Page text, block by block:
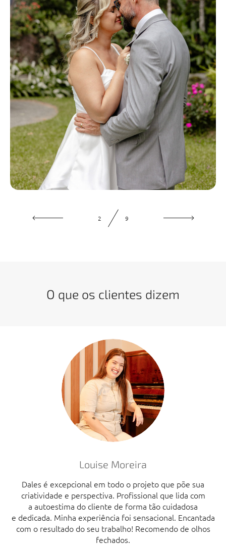
3 9
O que os clientes dizem
Louise Moreira
Dales é excepcional em todo o projeto que põe sua
criatividade e perspectiva. Profissional que lida com
a autoestima do cliente de forma tão cuidadosa
e dedicada. Minha experiência foi sensacional. Encantada
com o resultado do seu trabalho! Recomendo de olhos
fechados.